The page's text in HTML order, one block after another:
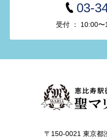
03-
受付 ： 10:00〜
〒150-0021 東京都